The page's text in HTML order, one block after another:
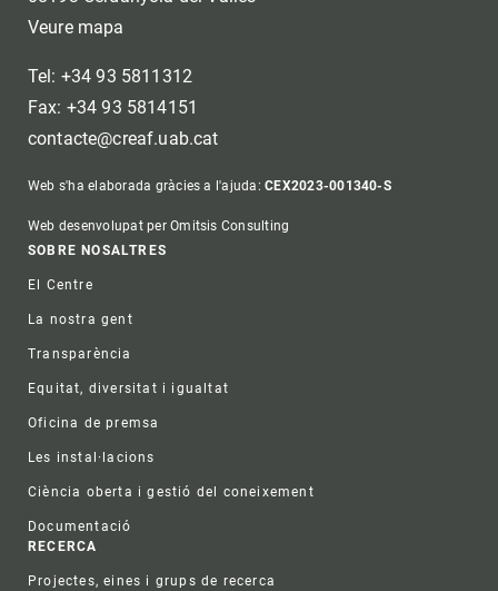
Veure mapa
Tel: +34 93 5811312
Fax: +34 93 5814151
contacte@creaf.uab.cat
Web s'ha elaborada gràcies a l'ajuda:CEX2023-001340-S
Web desenvolupat per Omitsis Consulting
Footer
SOBRE NOSALTRES
El Centre
La nostra gent
Transparència
Equitat, diversitat i igualtat
Oficina de premsa
Les instal·lacions
Ciència oberta i gestió del coneixement
Documentació
RECERCA
Projectes, eines i grups de recerca